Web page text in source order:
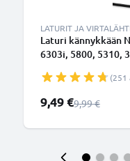
LATURIT JA
Laturi kännykkään
6303i, 5800, 5310,
(251
Erikoishinta
9,49 €Normaali
9,99 €